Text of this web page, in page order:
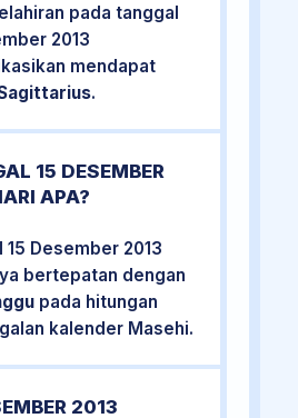
pada tanggal
2013
mendapat
.
15 DESEMBER
APA?
15 Desember 2013
bertepatan dengan
pada hitungan
kalender Masehi.
2013